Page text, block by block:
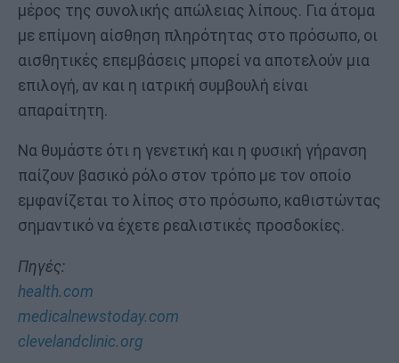
μέρος της συνολικής απώλειας λίπους. Για άτομα
με επίμονη αίσθηση πληρότητας στο πρόσωπο, οι
αισθητικές επεμβάσεις μπορεί να αποτελούν μια
επιλογή, αν και η ιατρική συμβουλή είναι
απαραίτητη.
Να θυμάστε ότι η γενετική και η φυσική γήρανση
παίζουν βασικό ρόλο στον τρόπο με τον οποίο
εμφανίζεται το λίπος στο πρόσωπο, καθιστώντας
σημαντικό να έχετε ρεαλιστικές προσδοκίες.
Πηγές:
health.com
medicalnewstoday.com
clevelandclinic.org